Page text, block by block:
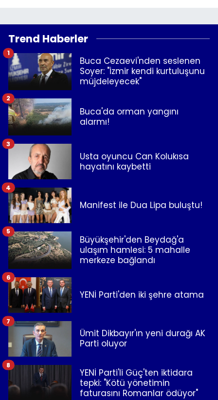
Trend Haberler
Buca Cezaevi'nden seslenen
Soyer: "İzmir kendi kurtuluşunu
müjdeleyecek"
1
Buca'da orman yangını
alarmı!
2
Usta oyuncu Can Kolukısa
hayatını kaybetti
3
Manifest ile Dua Lipa buluştu!
4
Büyükşehir'den Beydağ'a
ulaşım hamlesi: 5 mahalle
merkeze bağlandı
5
YENİ Parti'den iki şehre atama
6
Ümit Dikbayır'ın yeni durağı AK
Parti oluyor
7
YENİ Parti'li Güç'ten iktidara
tepki: "Kötü yönetimin
faturasını Romanlar ödüyor"
8